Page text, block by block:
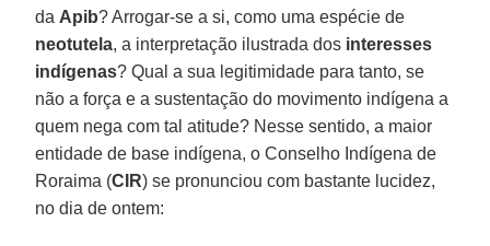
da Apib? Arrogar-se a si, como uma espécie de
neotutela, a interpretação ilustrada dos interesses
indígenas? Qual a sua legitimidade para tanto, se
não a força e a sustentação do movimento indígena a
quem nega com tal atitude? Nesse sentido, a maior
entidade de base indígena, o Conselho Indígena de
Roraima (CIR) se pronunciou com bastante lucidez,
no dia de ontem: